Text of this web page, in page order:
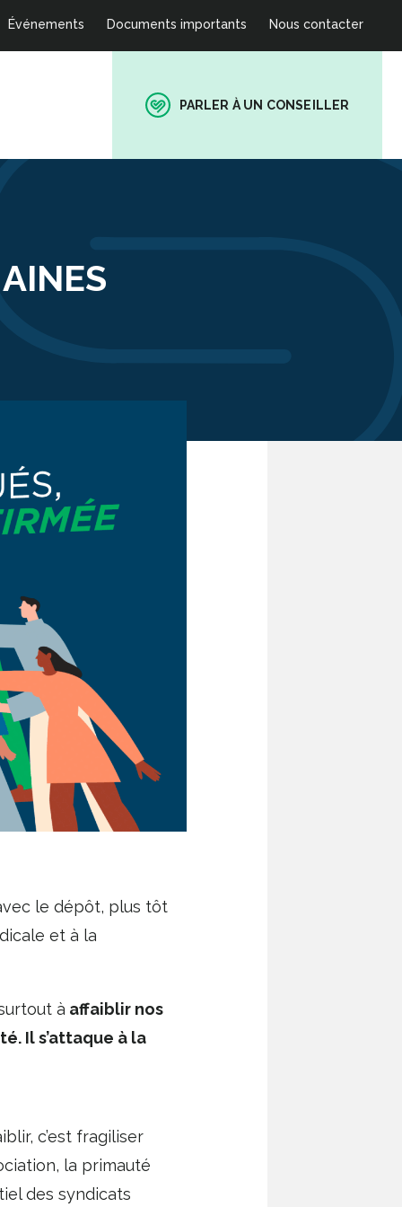
Événements Documents importants Nous contacter
PARLER À UN CONSEILLER
le dépôt, plus tôt
et à la
à affaiblir nos
Il s’attaque à la
c’est fragiliser
la primauté
des syndicats